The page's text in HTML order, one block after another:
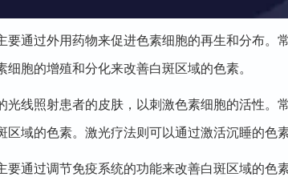
过外用药物来促进色素细胞的再生和分布。
胞的增殖和分化来改善白斑区域的色素。
照射患者的皮肤，以刺激色素细胞的活性。
域的色素。激光疗法则可以通过激活沉睡的色
过调节免疫系统的功能来改善白斑区域的色